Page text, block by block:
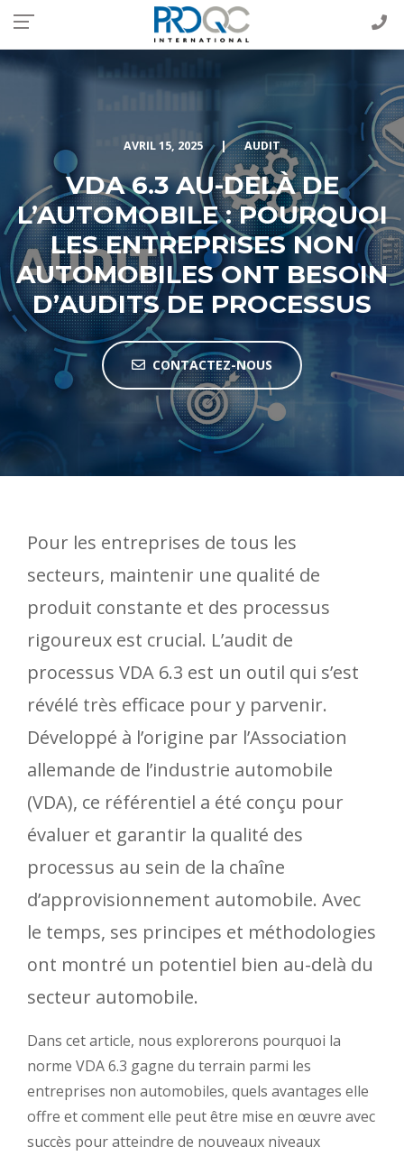
AVRIL 15, 2025 | AUDIT
VDA 6.3 AU-DELÀ DE
L’AUTOMOBILE : POURQUOI
LES ENTREPRISES NON
AUTOMOBILES ONT BESOIN
D’AUDITS DE PROCESSUS
CONTACTEZ-NOUS
Pour les entreprises de tous les
secteurs, maintenir une qualité de
produit constante et des processus
rigoureux est crucial. L’audit de
processus VDA 6.3 est un outil qui s’est
révélé très efficace pour y parvenir.
Développé à l’origine par l’Association
allemande de l’industrie automobile
(VDA), ce référentiel a été conçu pour
évaluer et garantir la qualité des
processus au sein de la chaîne
d’approvisionnement automobile. Avec
le temps, ses principes et méthodologies
ont montré un potentiel bien au-delà du
secteur automobile.
Dans cet article, nous explorerons pourquoi la
norme VDA 6.3 gagne du terrain parmi les
entreprises non automobiles, quels avantages elle
offre et comment elle peut être mise en œuvre avec
succès pour atteindre de nouveaux niveaux